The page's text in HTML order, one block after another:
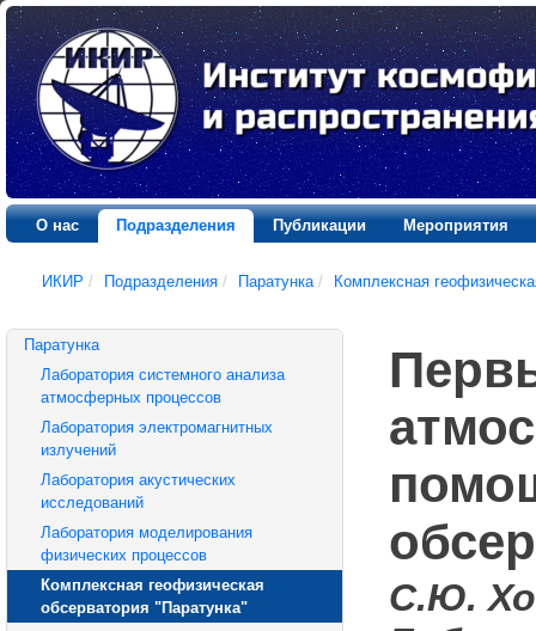
О нас Подразделения Публикации Мероприятия
ИКИР / Подразделения / Паратунка / Комплексная
Паратунка
Лаборатория системного анализа
атмосферных процессов
Лаборатория электромагнитных
излучений
Лаборатория акустических
исследований
Лаборатория моделирования
физических процессов
Комплексная геофизическая
обсерватория "Паратунка"
С.Ю.